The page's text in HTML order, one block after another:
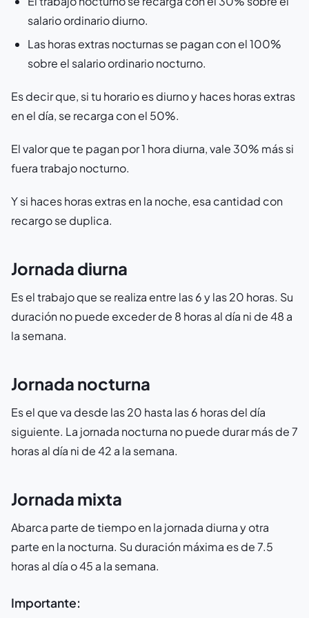
salario ordinario diurno.
Las horas extras nocturnas se pagan con el 100%
sobre el salario ordinario nocturno.
Es decir que, si tu horario es diurno y haces horas extras
en el día, se recarga con el 50%.
El valor que te pagan por 1 hora diurna, vale 30% más si
fuera trabajo nocturno.
Y si haces horas extras en la noche, esa cantidad con
recargo se duplica.
Jornada diurna
Es el trabajo que se realiza entre las 6 y las 20 horas. Su
duración no puede exceder de 8 horas al día ni de 48 a
la semana.
Jornada nocturna
Es el que va desde las 20 hasta las 6 horas del día
siguiente. La jornada nocturna no puede durar más de 7
horas al día ni de 42 a la semana.
Jornada mixta
Abarca parte de tiempo en la jornada diurna y otra
parte en la nocturna. Su duración máxima es de 7.5
horas al día o 45 a la semana.
Importante: